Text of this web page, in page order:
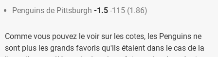
Penguins de Pittsburgh -1.5 -115 (1.86)
Comme vous pouvez le voir sur les cotes, les Penguins ne
sont plus les grands favoris qu'ils étaient dans le cas de la